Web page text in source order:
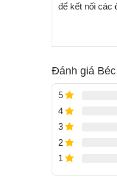
để kết nối các
Đánh giá
5
4
3
2
1